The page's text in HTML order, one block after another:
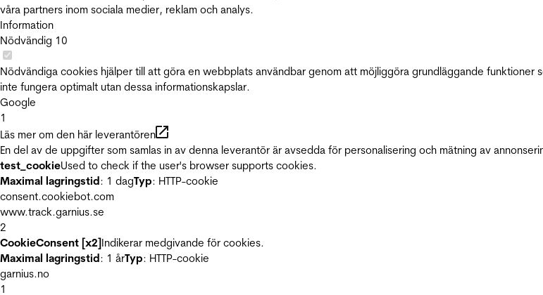
våra partners inom sociala medier, reklam och analys.
Information
Nödvändig 10
Nödvändiga cookies hjälper till att göra en webbplats användbar genom att möjliggöra grundläggande
inte fungera optimalt utan dessa informationskapslar.
Google
1
Läs mer om den här leverantören
En del av de uppgifter som samlas in av denna leverantör är avsedda för personalisering och mätning av
test_cookieUsed to check if the user's browser supports cookies.
Maximal lagringstid: 1 dagTyp: HTTP-cookie
consent.cookiebot.com
www.track.garnius.se
2
CookieConsent [x2]Indikerar medgivande för cookies.
Maximal lagringstid: 1 årTyp: HTTP-cookie
garnius.no
1